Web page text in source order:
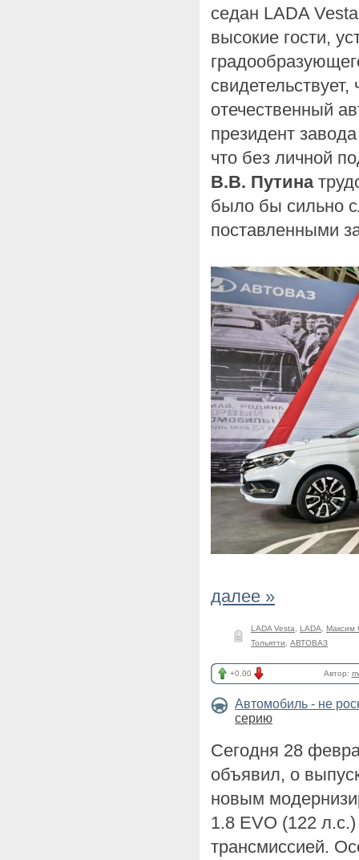
седан LADA
высокие гости,
отечественный
президент
что без личной
В.В. Путина
было бы сильно
поставленными
далее »
LADA Vesta LADA
Максим
Тольятти
АВТОВАЗ
+0.00 Автор:
Автомобиль - не
серию
Сегодня 28
объявил, о
новым
1.8 EVO (122
трансмиссией.